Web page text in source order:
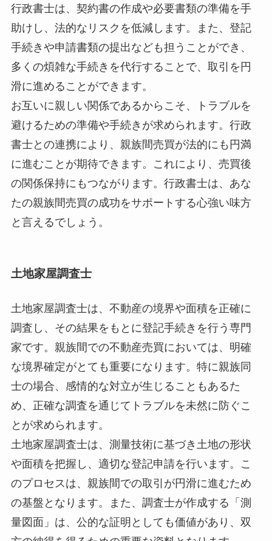
行政書士は、契約書の作成や必要書類の準備を手
助けし、法的なリスクを低減します。また、登記
手続きや申請書類の提出なども担うことができ、
多くの煩雑な手続きを代行することで、取引を円
滑に進めることができます。
お互いに親しい関係であるからこそ、トラブルを
避けるための準備や手続きが求められます。行政
書士との連携により、親族間売買が法的にも円満
に進むことが期待できます。これにより、売買後
の関係保持にもつながります。行政書士は、あな
たの親族間売買の成功をサポートする心強い味方
と言えるでしょう。
土地家屋調査士
土地家屋調査士は、不動産の境界や面積を正確に
調査し、その結果をもとに登記手続きを行う専門
家です。親族間での不動産売買においては、明確
な境界確定がとても重要になります。特に親族同
士の場合、感情的な対立が生じることもあるた
め、正確な調査を通じてトラブルを未然に防ぐこ
とが求められます。
土地家屋調査士は、測量技術に基づき土地の形状
や面積を把握し、適切な登記申請を行います。こ
のプロセスは、親族間での取引が円滑に進むため
の基盤となります。また、調査士が作成する「測
量図面」は、公的な証明としても価値があり、双